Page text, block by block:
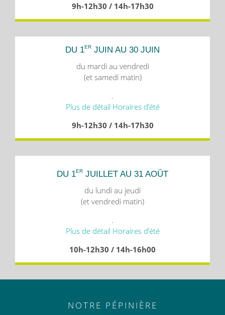
9h-12h30 / 14h-17h30
DU 1ER JUIN AU 30 JUIN
du mardi au vendredi
(et samedi matin)
.
Plus de détail Horaires d’été
9h-12h30 / 14h-17h30
DU 1ER JUILLET AU 31 AOÛT
du lundi au jeudi
(et vendredi matin)
.
Plus de détail Horaires d’été
10h-12h30 / 14h-16h00
NOTRE PÉPINIÈRE